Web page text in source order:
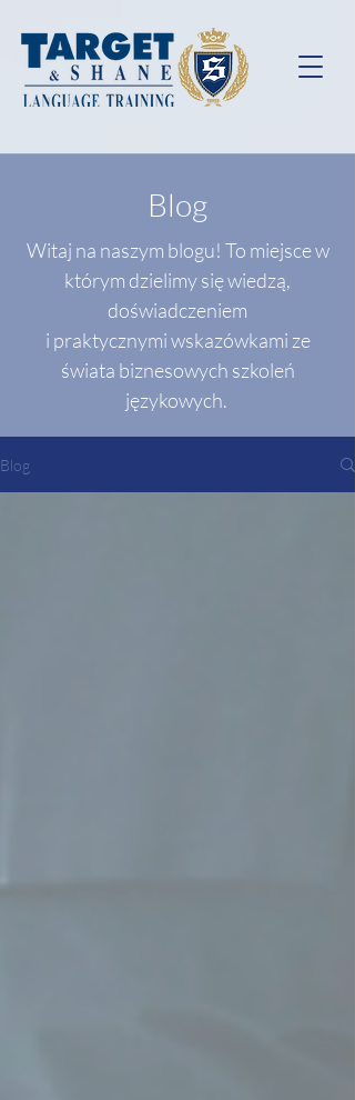
Blog
Witaj na naszym blogu! To miejsce w
którym dzielimy się wiedzą,
doświadczeniem
i praktycznymi wskazówkami ze
świata biznesowych szkoleń
językowych.
Blog